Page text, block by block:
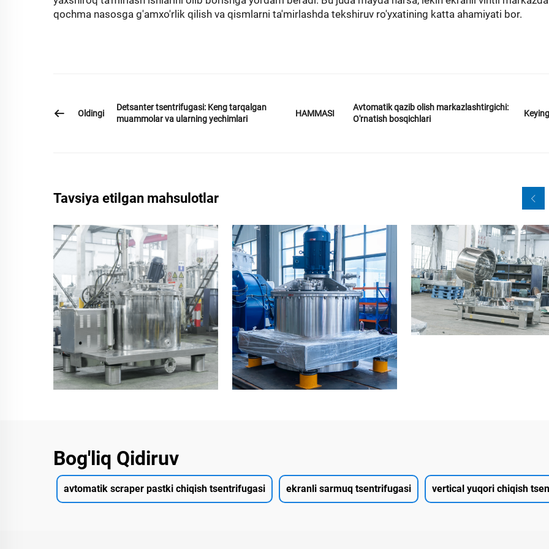
qochma nasosga g'amxo'rlik qilish va qismlarni ta'mirlashda tekshiruv ro'yxatining katta ahamiyati bor.
Oldingi
Detsanter tsentrifugasi: Keng tarqalgan
muammolar va ularning yechimlari
HAMMASI
Avtomatik qazib olish markazlashtirgichi:
O'rnatish bosqichlari
Tavsiya etilgan mahsulotlar
Bog'liq Qidiruv
avtomatik scraper pastki chiqish tsentrifugasi ekranli sarmuq tsentrifugasi vertical yuqori chiqish